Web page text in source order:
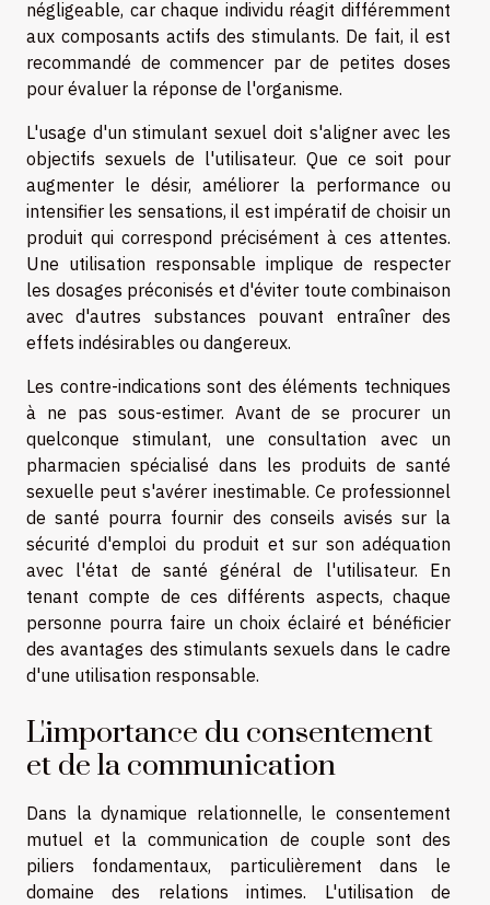
négligeable, car chaque individu réagit différemment
aux composants actifs des stimulants. De fait, il est
recommandé de commencer par de petites doses
pour évaluer la réponse de l'organisme.
L'usage d'un stimulant sexuel doit s'aligner avec les
objectifs sexuels de l'utilisateur. Que ce soit pour
augmenter le désir, améliorer la performance ou
intensifier les sensations, il est impératif de choisir un
produit qui correspond précisément à ces attentes.
Une utilisation responsable implique de respecter
les dosages préconisés et d'éviter toute combinaison
avec d'autres substances pouvant entraîner des
effets indésirables ou dangereux.
Les contre-indications sont des éléments techniques
à ne pas sous-estimer. Avant de se procurer un
quelconque stimulant, une consultation avec un
pharmacien spécialisé dans les produits de santé
sexuelle peut s'avérer inestimable. Ce professionnel
de santé pourra fournir des conseils avisés sur la
sécurité d'emploi du produit et sur son adéquation
avec l'état de santé général de l'utilisateur. En
tenant compte de ces différents aspects, chaque
personne pourra faire un choix éclairé et bénéficier
des avantages des stimulants sexuels dans le cadre
d'une utilisation responsable.
L'importance du consentement
et de la communication
Dans la dynamique relationnelle, le consentement
mutuel et la communication de couple sont des
piliers fondamentaux, particulièrement dans le
domaine des relations intimes. L'utilisation de